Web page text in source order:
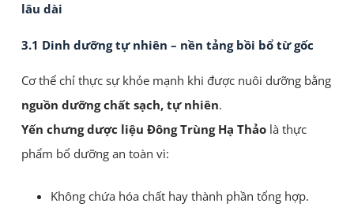
lâu dài
3.1 Dinh dưỡng tự nhiên – nền tảng bồi bổ từ gốc
Cơ thể chỉ thực sự khỏe mạnh khi được nuôi dưỡng bằng
nguồn dưỡng chất sạch, tự nhiên.
Yến chưng dược liệu Đông Trùng Hạ Thảolà thực
phẩm bổ dưỡng an toàn vì:
Không chứa hóa chất hay thành phần tổng hợp.